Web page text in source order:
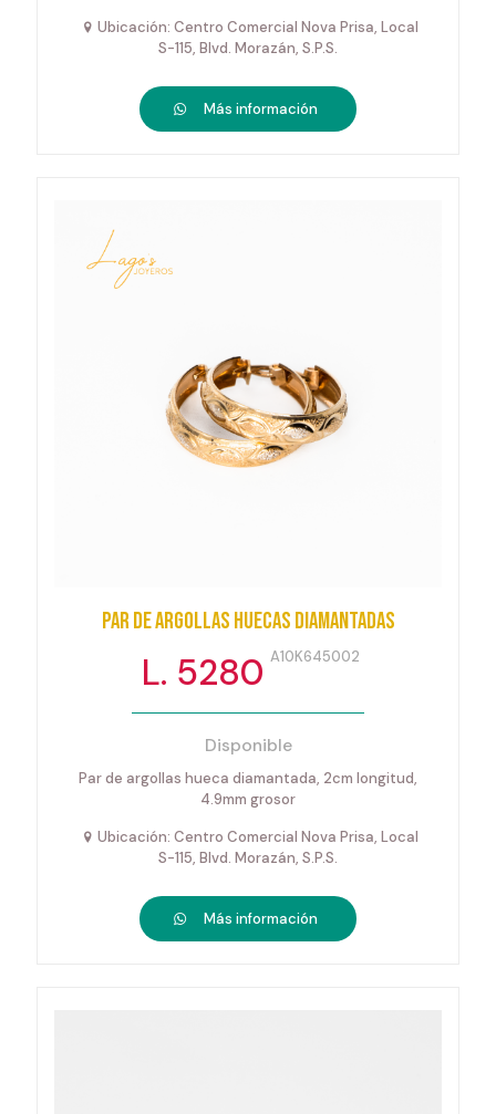
Ubicación: Centro Comercial Nova Prisa, Local
S-115, Blvd. Morazán, S.P.S.
Más información
Par de argollas huecas diamantadas
L. 5280 A10K645002
Disponible
Par de argollas hueca diamantada, 2cm longitud,
4.9mm grosor
Ubicación: Centro Comercial Nova Prisa, Local
S-115, Blvd. Morazán, S.P.S.
Más información